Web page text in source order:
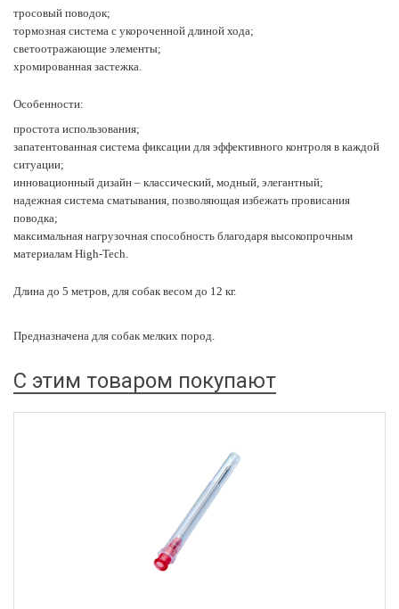
тросовый поводок;
тормозная система с укороченной длиной хода;
светоотражающие элементы;
хромированная застежка.
Особенности:
простота использования;
запатентованная система фиксации для эффективного контроля в каждой
ситуации;
инновационный дизайн – классический, модный, элегантный;
надежная система сматывания, позволяющая избежать провисания
поводка;
максимальная нагрузочная способность благодаря высокопрочным
материалам High-Tech.
Длина до 5 метров, для собак весом до 12 кг.
Предназначена для собак мелких пород.
С этим товаром покупают